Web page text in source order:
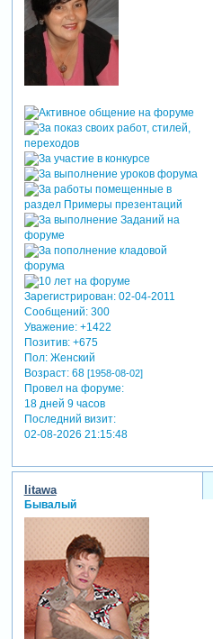
Зарегистрирован: 02-04-2011
Сообщений:300
Уважение: +1422
Позитив: +675
Пол:Женский
Возраст:68 [1958-08-02]
Провел на форуме:
18 дней 9 часов
Последний визит:
02-08-2026 21:15:48
litawa
Бывалый